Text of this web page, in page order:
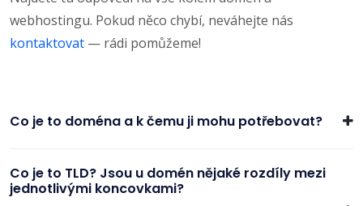
webhostingu. Pokud něco chybí, neváhejte nás
kontaktovat — rádi pomůžeme!
Co je to doména a k čemu ji mohu potřebovat?
Co je to TLD? Jsou u domén nějaké rozdíly mezi
jednotlivými koncovkami?